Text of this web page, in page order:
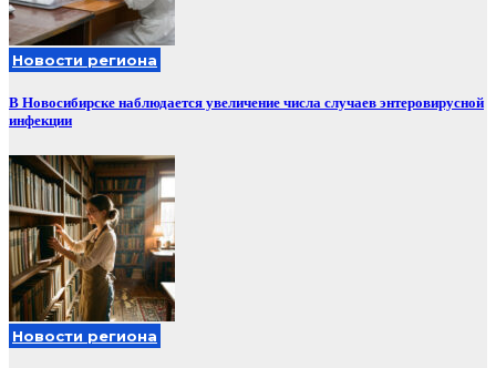
Новости региона
В Новосибирске наблюдается увеличение числа случаев энтеровирусной
инфекции
Новости региона